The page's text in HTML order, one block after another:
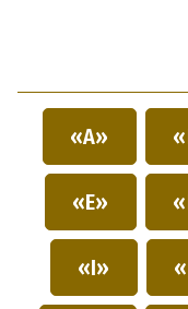
«A»
«E»
«I»